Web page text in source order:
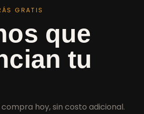
GRATIS
que
tu
hoy, sin costo adicional.